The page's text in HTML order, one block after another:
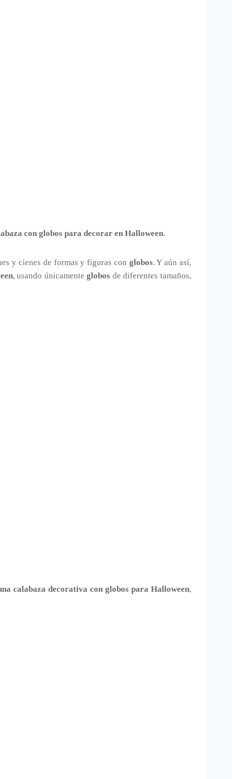
con globos para decorar en Halloween.
y cienes de formas y figuras con globos. Y aún así,
, usando únicamenteglobos de diferentes tamaños,
calabaza decorativa con globos para Halloween,